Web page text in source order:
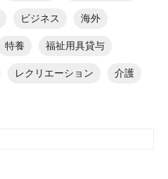
ビジネス 海外
特養 福祉用具貸与
レクリエーション 介護